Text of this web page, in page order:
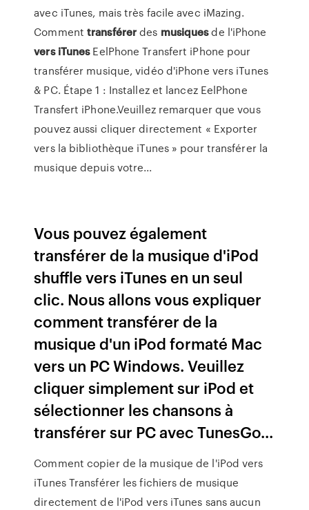
avec iTunes, mais très facile avec iMazing.
Commenttransférerdes musiquesde l'iPhone
vers iTunesEelPhone Transfert iPhone pour
transférer musique, vidéo d'iPhone vers iTunes
& PC. Étape 1 : Installez et lancez EelPhone
Transfert iPhone.Veuillez remarquer que vous
pouvez aussi cliquer directement « Exporter
vers la bibliothèque iTunes » pour transférer la
musique depuis votre...
Vous pouvez également
transférer de la musique d'iPod
shuffle vers iTunes en un seul
clic. Nous allons vous expliquer
comment transférer de la
musique d'un iPod formaté Mac
vers un PC Windows. Veuillez
cliquer simplement sur iPod et
sélectionner les chansons à
transférer sur PC avec TunesGo...
Comment copier de la musique de l'iPod vers
iTunes Transférer les fichiers de musique
directement de l'iPod vers iTunes sans aucun